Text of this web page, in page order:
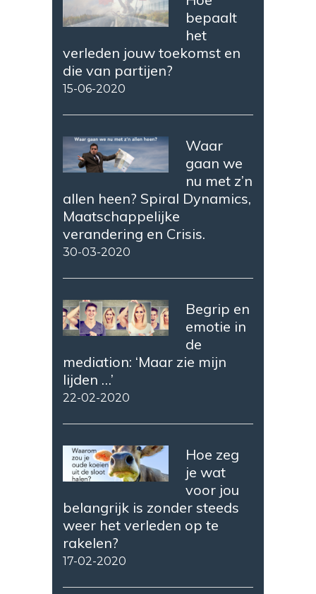
bepaalt
het
verleden jouw toekomst en
die van partijen?
15-06-2020
Waar
gaan we
nu met z’n
allen heen? Spiral Dynamics,
Maatschappelijke
verandering en Crisis.
30-03-2020
Begrip en
emotie in
de
mediation: ‘Maar zie mijn
lijden …’
22-02-2020
Hoe zeg
je wat
voor jou
belangrijk is zonder steeds
weer het verleden op te
rakelen?
17-02-2020